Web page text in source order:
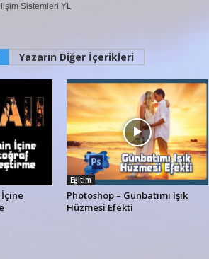
Sistemleri YL
Yazarın Diğer İçerikleri
Eğitim
Photoshop – Günbatımı Işık
Hüzmesi Efekti